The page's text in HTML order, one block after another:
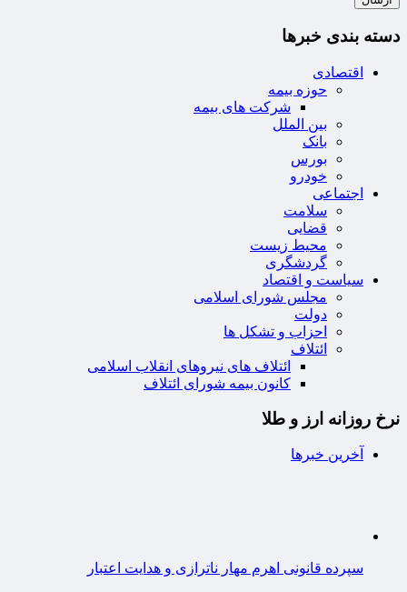
دسته بندی خبرها
اقتصادی
حوزه بیمه
شرکت های بیمه
بین الملل
بانک
بورس
خودرو
اجتماعی
سلامت
قضایی
محیط زیست
گردشگری
سیاست و اقتصاد
مجلس شورای اسلامی
دولت
احزاب و تشکل ها
ائتلاف
ائتلاف های نیروهای انقلاب اسلامی
کانون بیمه شورای ائتلاف
نرخ روزانه ارز و طلا
آخرین خبرها
سپرده قانونی اهرم مهار ناترازی و هدایت اعتبار